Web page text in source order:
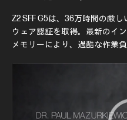
Z2 SFF G5は、36万時間の厳
ウェア認証を取得。最新のイ
メモリーにより、過酷な作業負